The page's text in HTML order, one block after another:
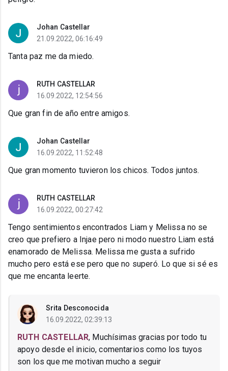
Johan Castellar
21.09.2022, 06:16:49
Tanta paz me da miedo.
RUTH CASTELLAR
16.09.2022, 12:54:56
Que gran fin de año entre amigos.
Johan Castellar
16.09.2022, 11:52:48
Que gran momento tuvieron los chicos. Todos juntos.
RUTH CASTELLAR
16.09.2022, 00:27:42
Tengo sentimientos encontrados Liam y Melissa no se
creo que prefiero a Injae pero ni modo nuestro Liam está
enamorado de Melissa. Melissa me gusta a sufrido
mucho pero está ese pero que no superó. Lo que si sé es
que me encanta leerte.
Srita Desconocida
16.09.2022, 02:39:13
RUTH CASTELLAR, Muchísimas gracias por todo tu
apoyo desde el inicio, comentarios como los tuyos
son los que me motivan mucho a seguir